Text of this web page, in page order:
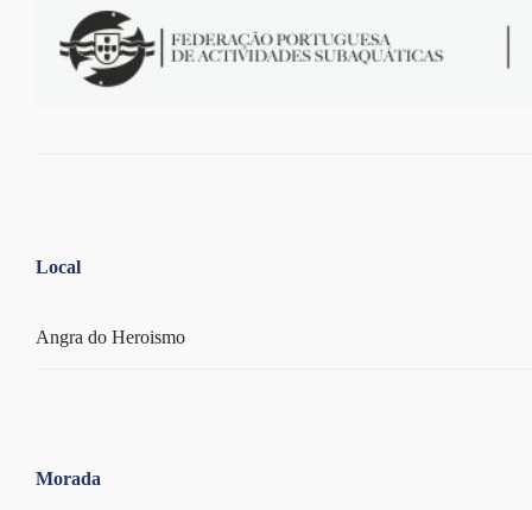
Local
Angra do Heroismo
Morada